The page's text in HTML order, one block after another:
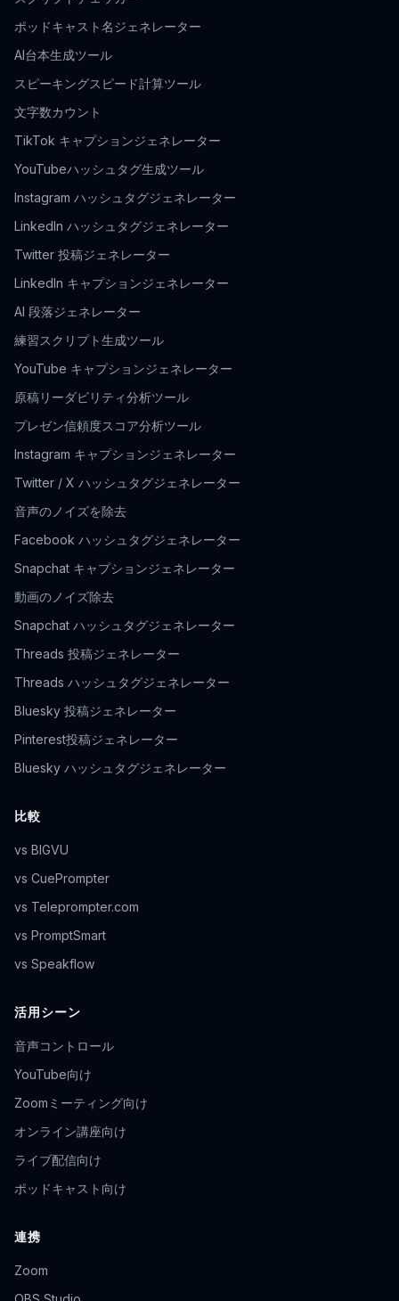
ポッドキャスト名ジェネレーター
AI台本生成ツール
スピーキングスピード計算ツール
文字数カウント
TikTok キャプションジェネレーター
YouTubeハッシュタグ生成ツール
Instagram ハッシュタグジェネレーター
LinkedIn ハッシュタグジェネレーター
Twitter 投稿ジェネレーター
LinkedIn キャプションジェネレーター
AI 段落ジェネレーター
練習スクリプト生成ツール
YouTube キャプションジェネレーター
原稿リーダビリティ分析ツール
プレゼン信頼度スコア分析ツール
Instagram キャプションジェネレーター
Twitter / X ハッシュタグジェネレーター
音声のノイズを除去
Facebook ハッシュタグジェネレーター
Snapchat キャプションジェネレーター
動画のノイズ除去
Snapchat ハッシュタグジェネレーター
Threads 投稿ジェネレーター
Threads ハッシュタグジェネレーター
Bluesky 投稿ジェネレーター
Pinterest投稿ジェネレーター
Bluesky ハッシュタグジェネレーター
比較
vs BIGVU
vs CuePrompter
vs Teleprompter.com
vs PromptSmart
vs Speakflow
活用シーン
音声コントロール
YouTube向け
Zoomミーティング向け
オンライン講座向け
ライブ配信向け
ポッドキャスト向け
連携
Zoom